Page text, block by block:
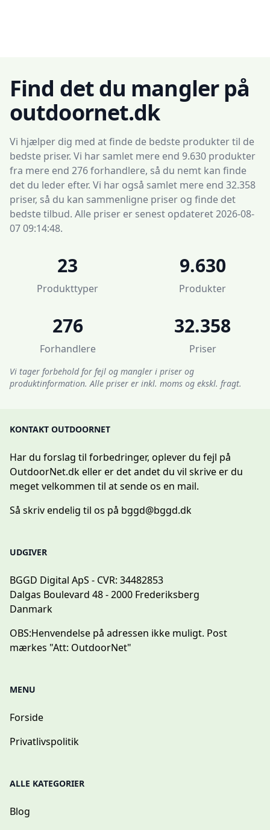
Find det du mangler på
outdoornet.dk
Vi hjælper dig med at finde de bedste produkter til de
bedste priser. Vi har samlet mere end 9.630 produkter
fra mere end 276 forhandlere, så du nemt kan finde
det du leder efter. Vi har også samlet mere end 32.358
priser, så du kan sammenligne priser og finde det
bedste tilbud. Alle priser er senest opdateret 2026-08-
07 09:14:48.
23
Produkttyper
9.630
Produkter
276
Forhandlere
32.358
Priser
Vi tager forbehold for fejl og mangler i priser og
produktinformation. Alle priser er inkl. moms og ekskl. fragt.
KONTAKT OUTDOORNET
Har du forslag til forbedringer, oplever du fejl på
OutdoorNet.dk eller er det andet du vil skrive er du
meget velkommen til at sende os en mail.
Så skriv endelig til os på bggd@bggd.dk
UDGIVER
BGGD Digital ApS - CVR: 34482853
Dalgas Boulevard 48 - 2000 Frederiksberg
Danmark
OBS:Henvendelse på adressen ikke muligt. Post
mærkes "Att: OutdoorNet"
MENU
Forside
Privatlivspolitik
ALLE KATEGORIER
Blog